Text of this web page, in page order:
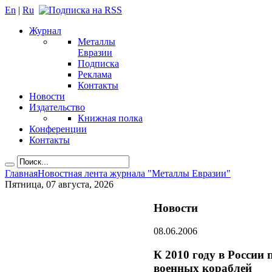
En | Ru
Журнал
Металлы
Евразии
Подписка
Реклама
Контакты
Новости
Издательство
Книжная полка
Конференции
Контакты
ГлавнаяНовостная лента журнала "Металлы Евразии"
Пятница, 07 августа, 2026
Новости
08.06.2006
К 2010 году в России
военных кораблей